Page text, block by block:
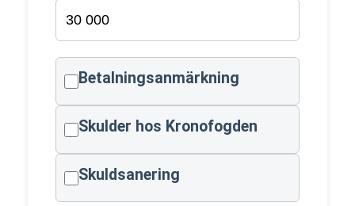
Betalningsanmärkning
Skulder hos Kronofogden
Skuldsanering